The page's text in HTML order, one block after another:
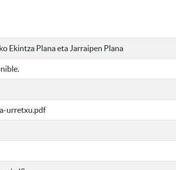
Ekintza Plana eta Jarraipen Plana
urretxu.pdf